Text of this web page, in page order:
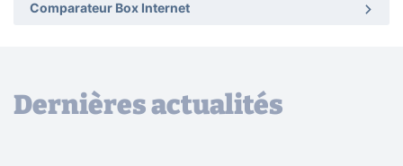
Comparateur Box Internet
Dernières actualités